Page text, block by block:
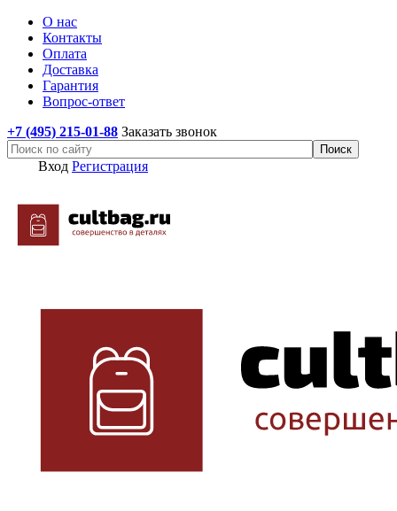
О нас
Контакты
Оплата
Доставка
Гарантия
Вопрос-ответ
+7 (495) 215-01-88 Заказать звонок
Вход Регистрация